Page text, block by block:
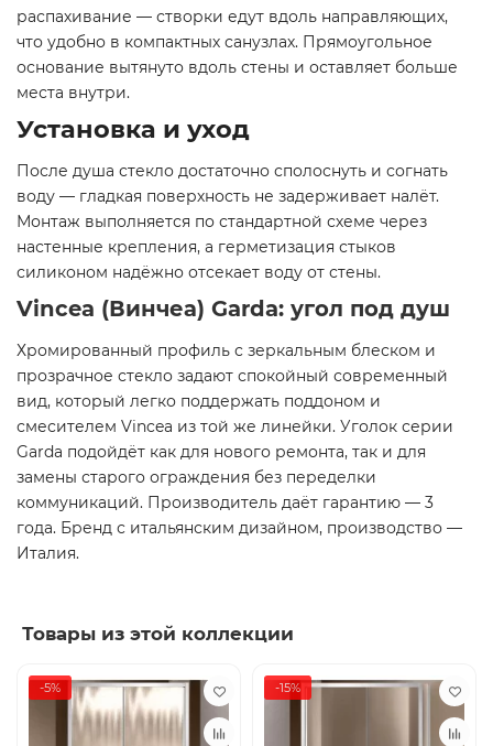
распахивание — створки едут вдоль направляющих,
что удобно в компактных санузлах. Прямоугольное
основание вытянуто вдоль стены и оставляет больше
места внутри.
Установка и уход
После душа стекло достаточно сполоснуть и согнать
воду — гладкая поверхность не задерживает налёт.
Монтаж выполняется по стандартной схеме через
настенные крепления, а герметизация стыков
силиконом надёжно отсекает воду от стены.
Vincea (Винчеа) Garda: угол под душ
Хромированный профиль с зеркальным блеском и
прозрачное стекло задают спокойный современный
вид, который легко поддержать поддоном и
смесителем Vincea из той же линейки. Уголок серии
Garda подойдёт как для нового ремонта, так и для
замены старого ограждения без переделки
коммуникаций. Производитель даёт гарантию — 3
года. Бренд с итальянским дизайном, производство —
Италия.
Товары из этой коллекции
-5% -15%